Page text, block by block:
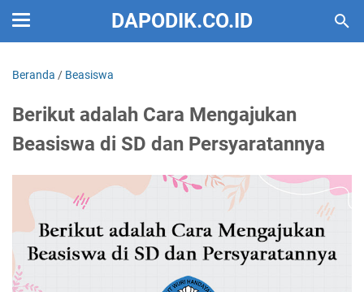
DAPODIK.CO.ID
Beranda / Beasiswa
Berikut adalah Cara Mengajukan
Beasiswa di SD dan Persyaratannya